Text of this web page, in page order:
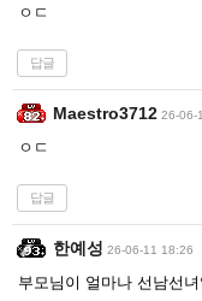
ㅇㄷ
답글
Maestro3712 26-06-
ㅇㄷ
답글
한예성 26-06-11 18:26
부모님이 얼마나 선남선